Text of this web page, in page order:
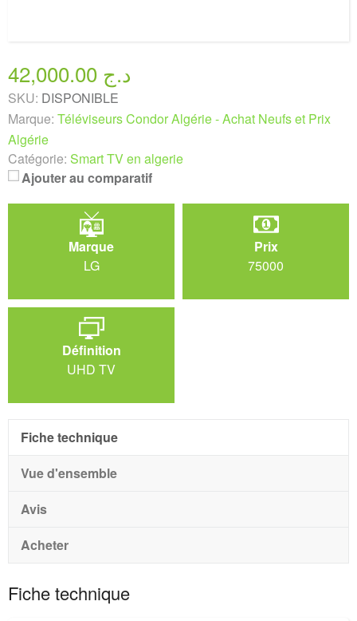
42,000.00 د.ج
SKU: DISPONIBLE
Marque: Téléviseurs Condor Algérie - Achat Neufs et Prix
Algérie
Catégorie: Smart TV en algerie
Ajouter au comparatif
Marque
LG
Prix
75000
Définition
UHD TV
Fiche technique
Vue d'ensemble
Avis
Acheter
Fiche technique